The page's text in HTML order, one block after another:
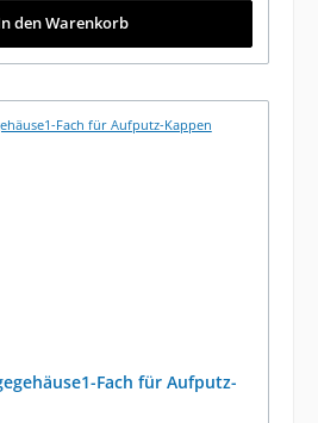
den Warenkorb
Fach für Aufputz-